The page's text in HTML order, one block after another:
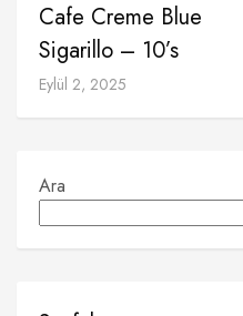
Cafe Creme Blue
Sigarillo – 10’s
Eylül 2, 2025
Ara